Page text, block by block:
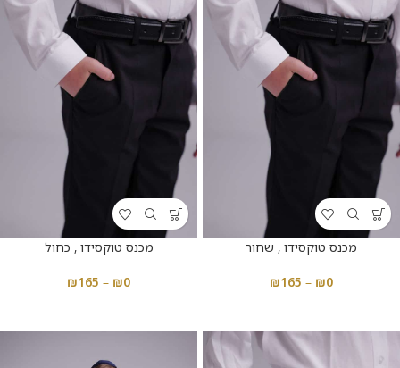
מכנס טוקסידו , שחור
₪0
–
₪165
מכנס טוקסידו , כחול
₪0
–
₪165